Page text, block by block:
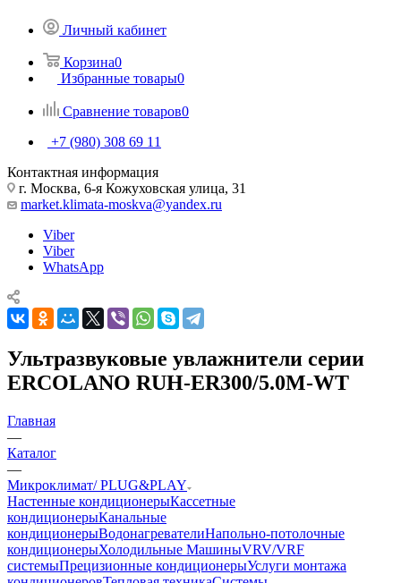
Личный кабинет
Корзина0
Избранные товары0
Сравнение товаров0
+7 (980) 308 69 11
Контактная информация
г. Москва, 6-я Кожуховская улица, 31
market.klimata-moskva@yandex.ru
Viber
Viber
WhatsApp
Ультразвуковые увлажнители серии
ERCOLANO RUH-ER300/5.0M-WT
Главная
—
Каталог
—
Микроклимат/ PLUG&PLAY
Настенные кондиционерыКассетные
кондиционерыКанальные
кондиционерыВодонагревателиНапольно-потолочные
кондиционерыХолодильные МашиныVRV/VRF
системыПрецизионные кондиционерыУслуги монтажа